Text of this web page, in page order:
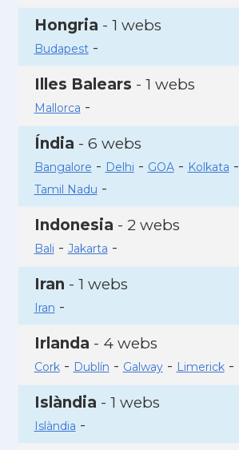
Hongria - 1 webs
Budapest-
Illes Balears - 1 webs
Mallorca -
Índia - 6 webs
Bangalore - Delhi - GOA- Kolkata -
Tamil Nadu -
Indonesia - 2 webs
Bali - Jakarta -
Iran - 1 webs
Iran -
Irlanda - 4 webs
Cork- Dublín - Galway- Limerick-
Islàndia - 1 webs
Islàndia -